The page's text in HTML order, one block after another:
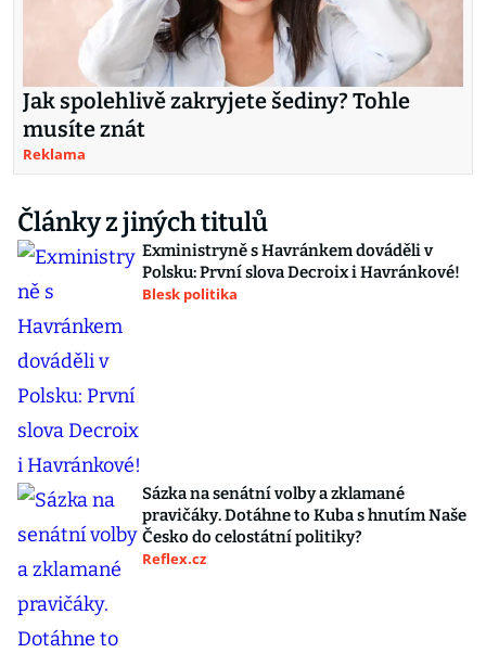
Jak spolehlivě zakryjete šediny? Tohle
musíte znát
Reklama
Články z jiných titulů
Exministryně s Havránkem dováděli v
Polsku: První slova Decroix i Havránkové!
Blesk politika
Sázka na senátní volby a zklamané
pravičáky. Dotáhne to Kuba s hnutím Naše
Česko do celostátní politiky?
Reflex.cz